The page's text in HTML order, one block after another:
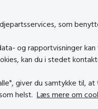
som
og rapportvisninger
kan du i stedet
giver du samtykke til,
helst. Læs mere om